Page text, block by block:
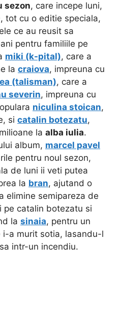
sezon, care incepe luni,
tot cu o editie speciala,
ce au reusit sa
pentru familiile pe
miki (k-pital), care a
la craiova, impreuna cu
(talisman), care a
severin, impreuna cu
niculina stoican,
si catalin botezatu,
la alba iulia.
album, marcel pavel
pentru noul sezon,
de luni ii veti putea
la bran, ajutand o
elimine semipareza de
pe catalin botezatu si
la sinaia, pentru un
a murit sotia, lasandu-l
intr-un incendiu.